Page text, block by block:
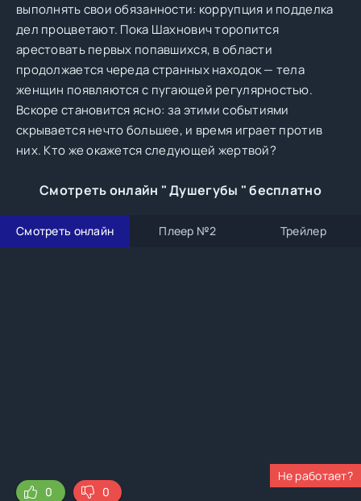
выполнять свои обязанности: коррупция и подделка
дел процветают. Пока Шахнович торопится
арестовать первых попавшихся, в области
продолжается череда странных находок — тела
женщин появляются с пугающей регулярностью.
Вскоре становится ясно: за этими событиями
скрывается нечто большее, и время играет против
них. Кто же окажется следующей жертвой?
Смотреть онлайн " Душегубы " бесплатно
Смотреть онлайн Плеер №2 Трейлер
Не работает?
0
0